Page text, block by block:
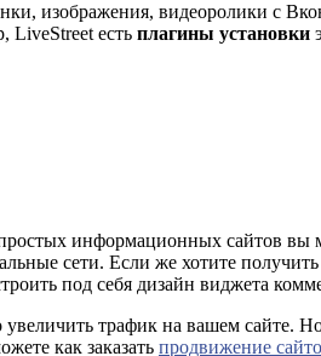
изображения, видеоролики с
LiveStreet есть плагины установки
информационных сайтов вы
сети. Если же хотите
под себя дизайн виджета
трафик на вашем сайте.
как заказать продвижение